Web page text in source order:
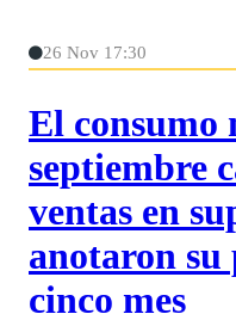
26 Nov 17:30
El consumo
septiembre
ventas en
anotaron su
cinco mes